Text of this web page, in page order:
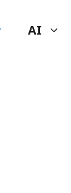
AI